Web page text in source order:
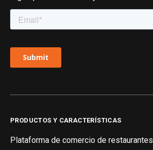
PRODUCTOS Y CARACTERÍSTICAS
Plataforma de comercio de restaurantes